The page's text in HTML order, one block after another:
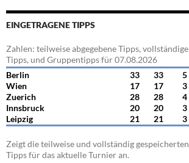
EINGETRAGENE TIPPS
Zahlen: teilweise abgegebene Tipps, vollständige
Tipps, und Gruppentipps für 07.08.2026
Berlin
33 33
5
Wien
17 17
3
Zuerich
28 28
4
Innsbruck
20 20
3
Leipzig
21 21 3
Zeigt die teilweise und vollständig gespeicherten
Tipps für das aktuelle Turnier an.